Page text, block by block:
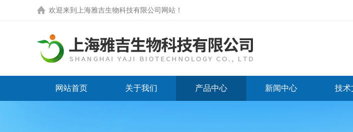
欢迎来到 上海雅吉生物科技有限公司网站 ！
网站首页 关于我们 产品中心 新闻中心 技术